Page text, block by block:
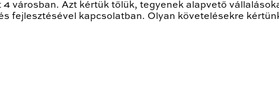
városban. Azt kértük tőlük, tegyenek alapvető
fejlesztésével kapcsolatban. Olyan követelésekre